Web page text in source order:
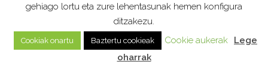
gehiago lortu eta zure lehentasunak hemen konfigura
ditzakezu.
Cookiak onartu Baztertu cookieak Cookie aukerak
Lege
oharrak